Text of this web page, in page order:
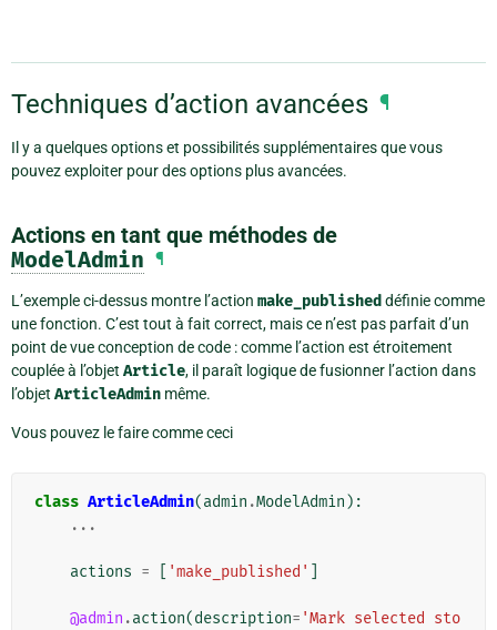
Techniques d’action avancées ¶
Il y a quelques options et possibilités supplémentaires que vous
pouvez exploiter pour des options plus avancées.
Actions en tant que méthodes de
ModelAdmin ¶
L’exemple ci-dessus montre l’action make_publisheddéfinie comme
une fonction. C’est tout à fait correct, mais ce n’est pas parfait d’un
point de vue conception de code : comme l’action est étroitement
couplée à l’objet Article, il paraît logique de fusionner l’action dans
l’objet ArticleAdmin même.
Vous pouvez le faire comme ceci
class ArticleAdmin(admin .ModelAdmin ):
...
actions = 'make_published'
@admin .action(description= 'Mark selected sto